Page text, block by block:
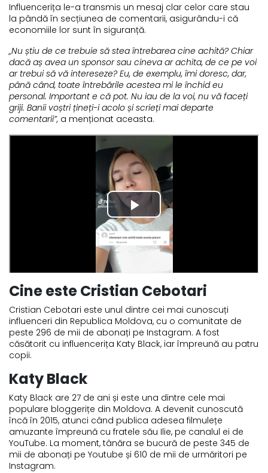
Influencerița le-a transmis un mesaj clar celor care stau
la pândă în secțiunea de comentarii, asigurându-i că
economiile lor sunt în siguranță.
„Nu știu de ce trebuie să stea întrebarea cine achită? Chiar
dacă aș avea un sponsor sau cineva ar achita, de ce pe voi
ar trebui să vă intereseze? Eu, de exemplu, îmi doresc, dar,
până când, toate întrebările acestea mi le închid eu
personal. Important e că pot. Nu iau de la voi, nu vă faceți
griji. Banii voștri țineți-i acolo și scrieți mai departe
comentarii”, a menționat aceasta.
Cine este Cristian Cebotari
Cristian Cebotari este unul dintre cei mai cunoscuți
influenceri din Republica Moldova, cu o comunitate de
peste 296 de mii de abonați pe Instagram. A fost
căsătorit cu influencerița Katy Black, iar împreună au patru
copii.
Katy Black
Katy Black are 27 de ani și este una dintre cele mai
populare bloggerițe din Moldova. A devenit cunoscută
încă în 2015, atunci când publica adesea filmulețe
amuzante împreună cu fratele său Ilie, pe canalul ei de
YouTube. La moment, tânăra se bucură de peste 345 de
mii de abonați pe Youtube și 610 de mii de urmăritori pe
Instagram.